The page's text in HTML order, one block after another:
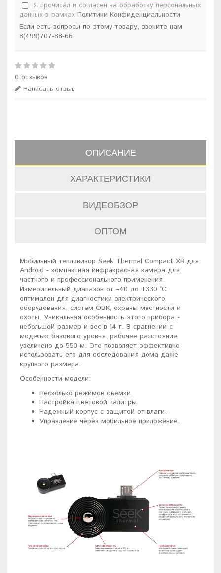
Я прочитал и согласен на обработку персональных
данных в рамках Политики Конфиденциальности
Если есть вопросы по этому товару, звоните нам
8(499)707-88-66
0 отзывов
Написать отзыв
ОПИСАНИЕ
ХАРАКТЕРИСТИКИ
ВИДЕОБЗОР
ОПТОМ
Мобильный тепловизор Seek Thermal Compact XR для
Android - компактная инфракрасная камера для
частного и профессионального применения.
Измерительный диапазон от –40 до +330 °С
оптимален для диагностики электрического
оборудования, систем ОВК, охраны местности и
охоты. Уникальная особенность этого прибора -
небольшой размер и вес в 14 г. В сравнении с
моделью базового уровня, рабочее расстояние
увеличено до 550 м. Это позволяет эффективно
использовать его для обследования дома даже
крупного размера.
Особенности модели:
Несколько режимов съемки.
Настройка цветовой палитры.
Надежный корпус с защитой от влаги.
Управление через мобильное приложение.